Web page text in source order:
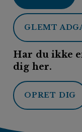
GLEMT
Har du ikke
dig her.
OPRET DIG